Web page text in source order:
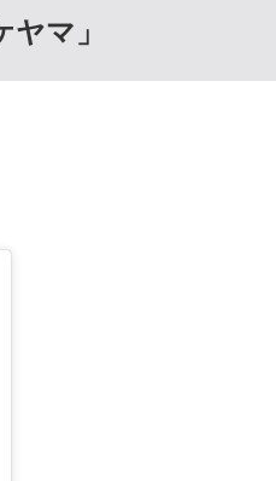
マ」